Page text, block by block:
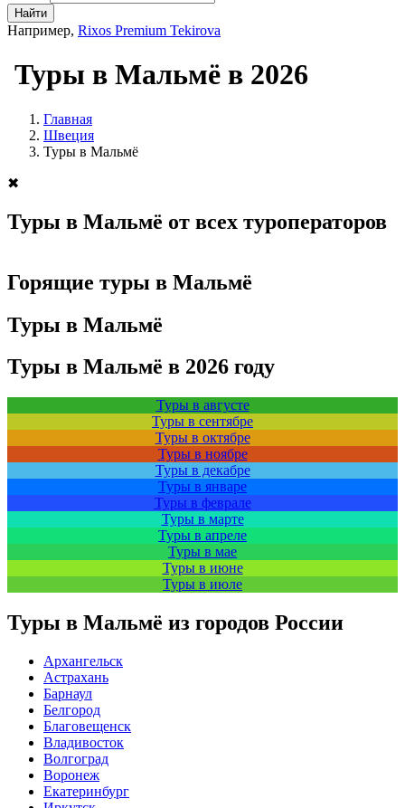
Найти
Например, Rixos Premium Tekirova
Туры в Мальмё в 2026
Главная
Швеция
Туры в Мальмё
✖
Туры в Мальмё от всех туроператоров
Горящие туры в Мальмё
Туры в Мальмё
Туры в Мальмё в 2026 году
Туры в августе
Туры в сентябре
Туры в октябре
Туры в ноябре
Туры в декабре
Туры в январе
Туры в феврале
Туры в марте
Туры в апреле
Туры в мае
Туры в июне
Туры в июле
Туры в Мальмё из городов России
Архангельск
Астрахань
Барнаул
Белгород
Благовещенск
Владивосток
Волгоград
Воронеж
Екатеринбург